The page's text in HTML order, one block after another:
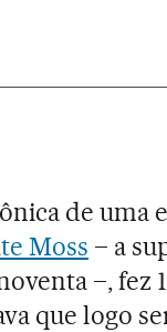
Twitter
Redes Sociales
de uma
Moss – a
–, fez
que logo